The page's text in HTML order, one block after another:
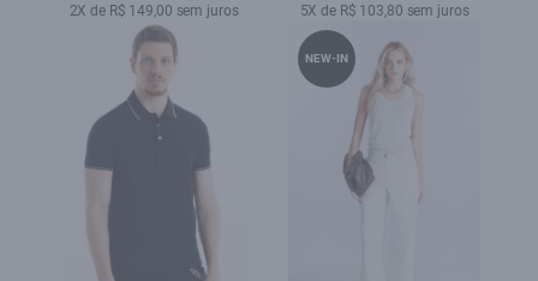
2X de R$ 149,00 sem juros 5X de R$ 103,80 sem juros
NEW-IN